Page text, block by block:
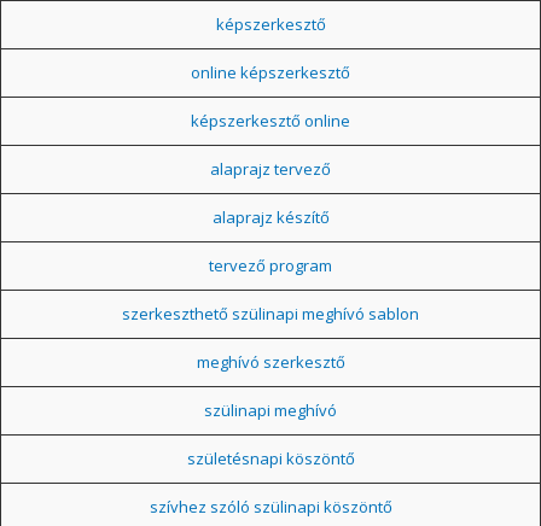
képszerkesztő
online képszerkesztő
képszerkesztő online
alaprajz tervező
alaprajz készítő
tervező program
szerkeszthető szülinapi meghívó sablon
meghívó szerkesztő
szülinapi meghívó
születésnapi köszöntő
szívhez szóló szülinapi köszöntő